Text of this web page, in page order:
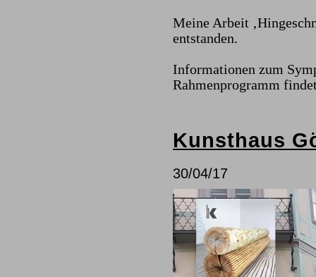
Meine Arbeit
entstanden.
Informationen zum
Rahmenprogramm
Kunsthaus
30/04/17